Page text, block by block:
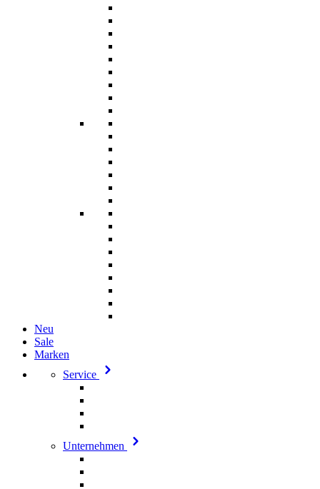
Neu
Sale
Marken
Service
Unternehmen